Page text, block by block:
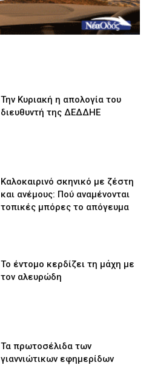
Την Κυριακή η απολογία του
διευθυντή της ΔΕΔΔΗΕ
Καλοκαιρινό σκηνικό με ζέστη
και ανέμους: Πού αναμένονται
τοπικές μπόρες το απόγευμα
Το έντομο κερδίζει τη μάχη με
τον αλευρώδη
Τα πρωτοσέλιδα των
γιαννιώτικων εφημερίδων